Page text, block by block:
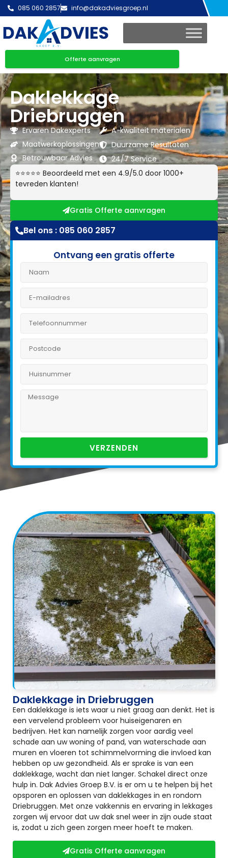
085 060 2857 info@dakadviesgroep.nl
Offerte aanvragen
Daklekkage
Driebruggen
Ervaren Dakexperts
Maatwerkoplossingen
Betrouwbaar Advies
A-kwaliteit materialen
Duurzame Resultaten
24/7 Service
⭐⭐⭐⭐⭐ Beoordeeld met een 4.9/5.0 door 1000+
tevreden klanten!
Gratis Offerte aanvragen
Bel ons : 085 060 2857
Ontvang een gratis offerte
VERZENDEN
Daklekkage in Driebruggen
Een daklekkage is iets waar u niet graag aan denkt. Het is
een vervelend probleem voor huiseigenaren en
bedrijven. Het kan namelijk zorgen voor aardig veel
schade aan uw woning of pand, van waterschade aan
muren en vloeren tot schimmelvorming die invloed kan
hebben op uw gezondheid. Als er sprake is van een
daklekkage, wacht dan niet langer. Schakel direct onze
hulp in. Dak Advies Groep B.V. is er om u te helpen bij het
opsporen en oplossen van daklekkages in en rondom
Driebruggen. Met onze vakkennis en ervaring in lekkages
zorgen wij ervoor dat uw dak snel weer in zijn oude staat
is, zodat u zich geen zorgen meer hoeft te maken.
Gratis Offerte aanvragen